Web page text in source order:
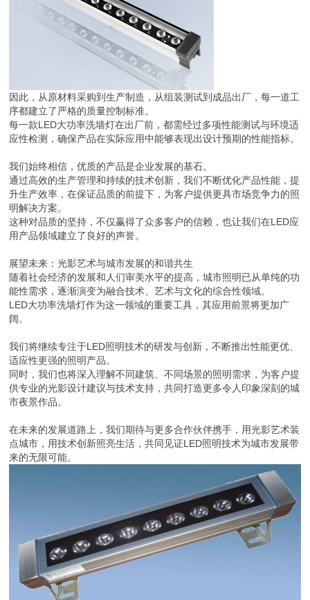
因此，从原材料采购到生产制造，从组装测试到成品出厂，每一道工
序都建立了严格的质量控制标准。
每一款LED大功率洗墙灯在出厂前，都需经过多项性能测试与环境适
应性检测，确保产品在实际应用中能够表现出设计预期的性能指标。
我们始终相信，优质的产品是企业发展的基石。
通过高效的生产管理和持续的技术创新，我们不断优化产品性能，提
升生产效率，在保证品质的前提下，为客户提供更具市场竞争力的照
明解决方案。
这种对品质的坚持，不仅赢得了众多客户的信赖，也让我们在LED应
用产品领域建立了良好的声誉。
展望未来：光影艺术与城市发展的和谐共生
随着社会经济的发展和人们审美水平的提高，城市照明已从单纯的功
能性需求，逐渐演变为融合技术、艺术与文化的综合性领域。
LED大功率洗墙灯作为这一领域的重要工具，其应用前景将更加广
阔。
我们将继续专注于LED照明技术的研发与创新，不断推出性能更优、
适应性更强的照明产品。
同时，我们也将深入理解不同建筑、不同场景的照明需求，为客户提
供专业的光影设计建议与技术支持，共同打造更多令人印象深刻的城
市夜景作品。
在未来的发展道路上，我们期待与更多合作伙伴携手，用光影艺术装
点城市，用技术创新照亮生活，共同见证LED照明技术为城市发展带
来的无限可能。